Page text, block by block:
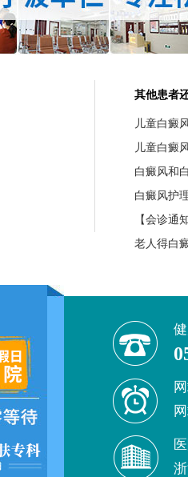
其他患者
儿童白癜
儿童白癜
白癜风和
白癜风护
【会诊通
老人得白